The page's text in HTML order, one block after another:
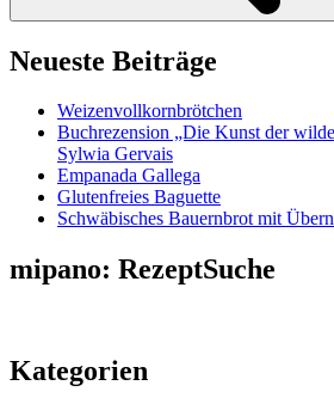
Neueste Beiträge
Weizenvollkornbrötchen
Buchrezension „Die Kunst der
Sylwia Gervais
Empanada Gallega
Glutenfreies Baguette
Schwäbisches Bauernbrot mit
mipano: RezeptSuche
Kategorien